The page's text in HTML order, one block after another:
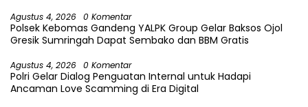
Agustus 4, 2026 0 Komentar
Polsek Kebomas Gandeng YALPK Group Gelar Baksos Ojol
Gresik Sumringah Dapat Sembako dan BBM Gratis
Agustus 4, 2026 0 Komentar
Polri Gelar Dialog Penguatan Internal untuk Hadapi
Ancaman Love Scamming di Era Digital